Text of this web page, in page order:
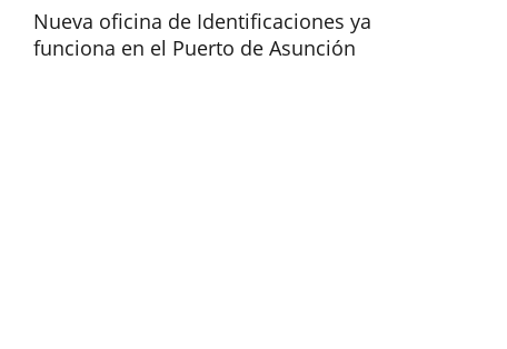
Nueva oficina de Identificaciones ya
funciona en el Puerto de Asunción